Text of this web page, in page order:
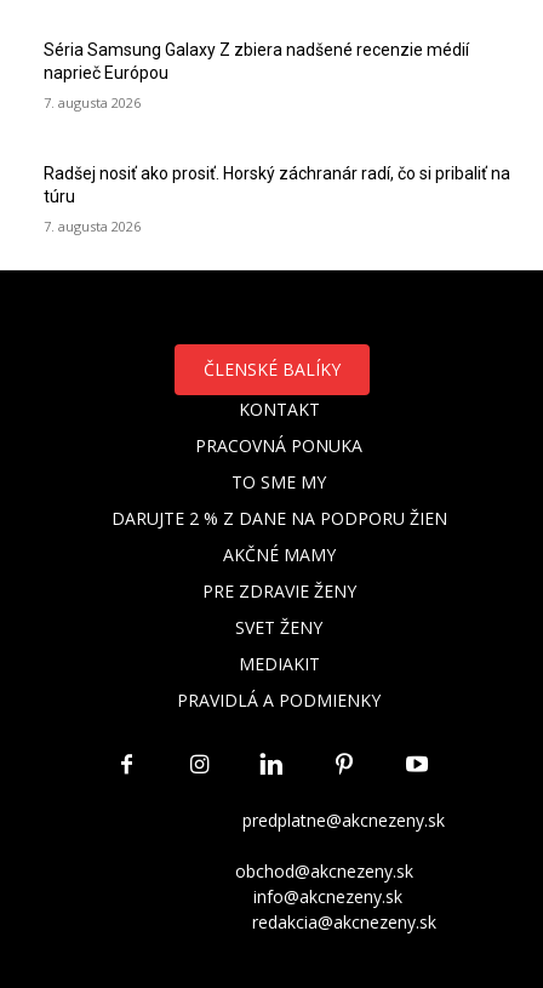
Séria Samsung Galaxy Z zbiera nadšené recenzie médií
naprieč Európou
7. augusta 2026
Radšej nosiť ako prosiť. Horský záchranár radí, čo si pribaliť na
túru
7. augusta 2026
ČLENSKÉ BALÍKY
KONTAKT
PRACOVNÁ PONUKA
TO SME MY
DARUJTE 2 % Z DANE NA PODPORU ŽIEN
AKČNÉ MAMY
PRE ZDRAVIE ŽENY
SVET ŽENY
MEDIAKIT
PRAVIDLÁ A PODMIENKY
predplatne@akcnezeny.sk
obchod@akcnezeny.sk
info@akcnezeny.sk
redakcia@akcnezeny.sk